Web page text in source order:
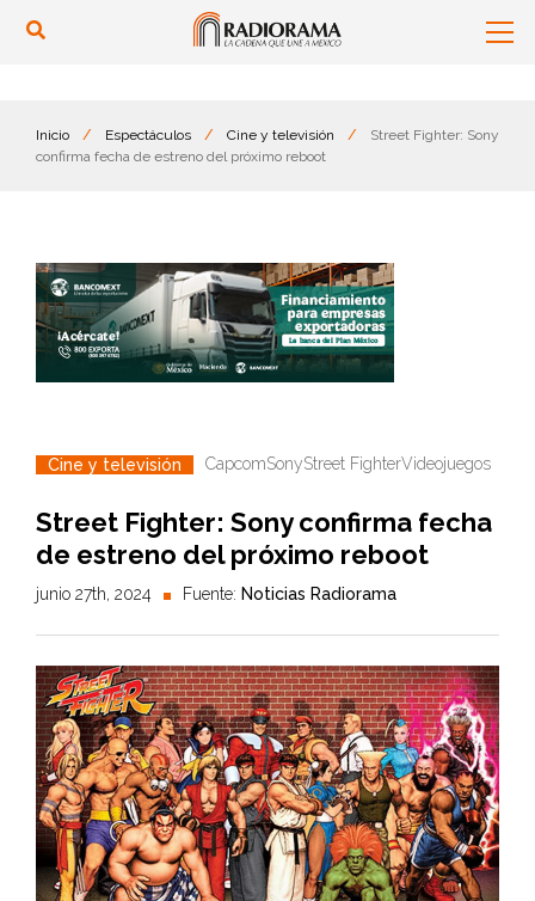
Inicio / Espectáculos / Cine y televisión /
Street Fighter: Sony
confirma fecha de estreno del próximo reboot
Cine y televisión CapcomSonyStreet FighterVideojuegos
Street Fighter: Sony confirma fecha
de estreno del próximo reboot
junio 27th, 2024 Fuente: Noticias Radiorama